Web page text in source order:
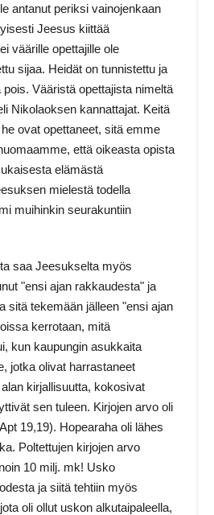
antanut periksi vainojenkaan
Jeesus kiittää
väärille opettajille ole
sijaa. Heidät on tunnistettu ja
Vääristä opettajista nimeltä
Nikolaoksen kannattajat. Keitä
ovat opettaneet, sitä emme
että oikeasta opista
elämästä
mielestä todella
muihinkin seurakuntiin
saa Jeesukselta myös
"ensi ajan rakkaudesta" ja
sitä tekemään jälleen "ensi ajan
kerrotaan, mitä
kun kaupungin asukkaita
jotka olivat harrastaneet
kirjallisuutta, kokosivat
sen tuleen. Kirjojen arvo oli
19,19). Hopearaha oli lähes
Poltettujen kirjojen arvo
10 milj. mk! Usko
ja siitä tehtiin myös
oli ollut uskon alkutaipaleella,